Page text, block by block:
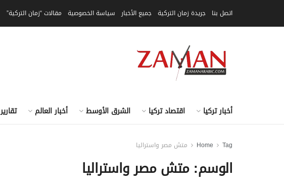
اتصل بنا جريدة زمان التركية جميع الأخبار سياسة الخصوصية مقالات “زمان التركية”
أخبار تركيا اقتصاد تركيا الشرق الأوسط أخبار العالم تقارير
Home Tag متش مصر واستراليا
الوسم:متش مصر واستراليا